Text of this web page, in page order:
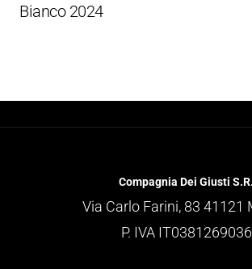
Bianco 2024
Compagnia Dei Giusti
Via Carlo Farini, 83 41121
P. IVA